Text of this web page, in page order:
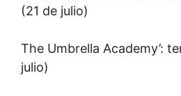
(21 de julio)
The Umbrella Academy’:
julio)